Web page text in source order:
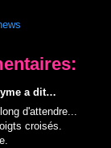
a dit…
d'attendre...
croisés.